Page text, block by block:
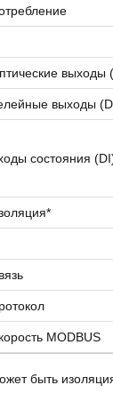
выходы
выходы
состояния
MODBUS
быть